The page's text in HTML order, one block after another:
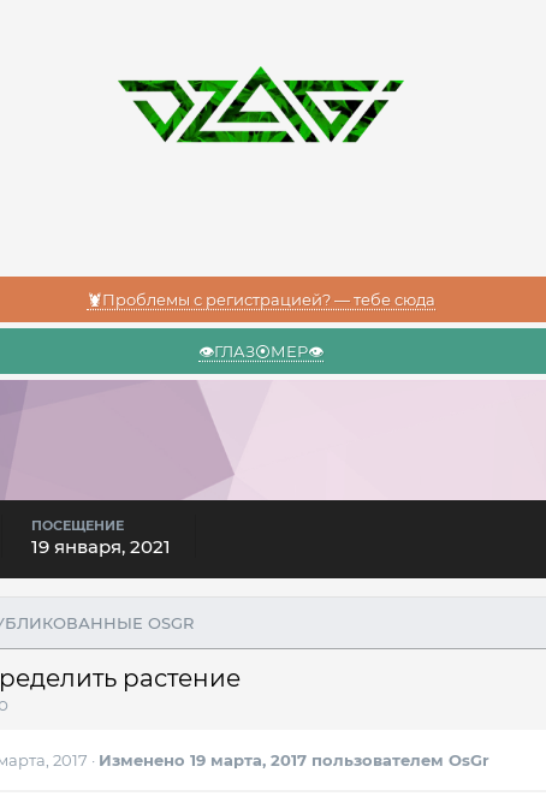
🦞Проблемы с регистрацией? — тебе сюда
👁️ГЛАЗ⦿МЕР👁️
ПОСЕЩЕНИЕ
19 января, 2021
OSGR
растение
2017 · Изменено 19 марта, 2017пользователем OsGr